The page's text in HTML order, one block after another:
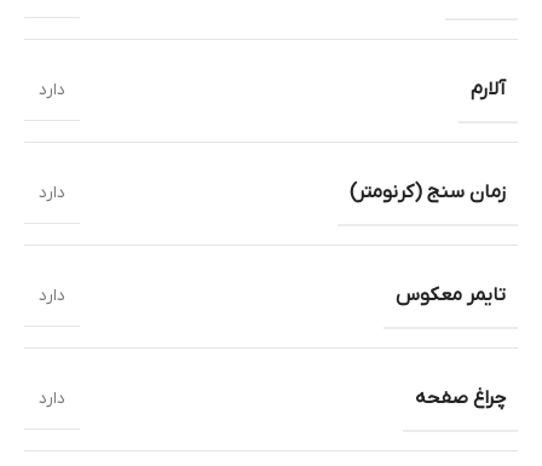
آلارم دارد
زمان سنج (کرنومتر) دارد
تایمر معکوس دارد
چراغ صفحه دارد